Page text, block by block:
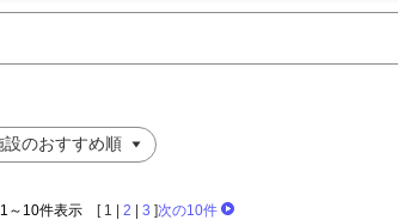
1～10件表示 [ 1 2 3 ]次の10件